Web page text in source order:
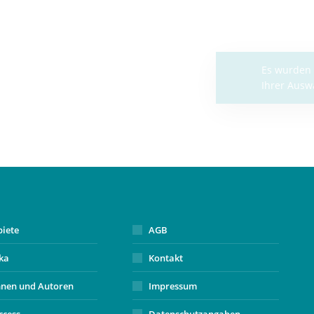
Es
Ihrer
und Autoren
AGB
Kontakt
Impressum